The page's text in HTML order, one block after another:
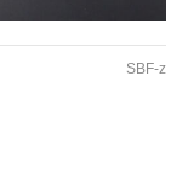
SBF-z